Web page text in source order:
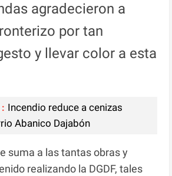
agradecieron a
por tan
y llevar color a esta
Incendio reduce a cenizas
Abanico Dajabón
suma a las tantas obras y
realizando la DGDF, tales